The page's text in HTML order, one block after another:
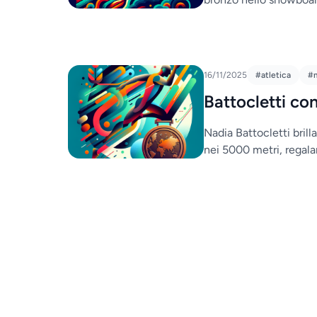
16/11/2025 #atletica
Battocletti
Nadia Battocletti
nei 5000 metri,